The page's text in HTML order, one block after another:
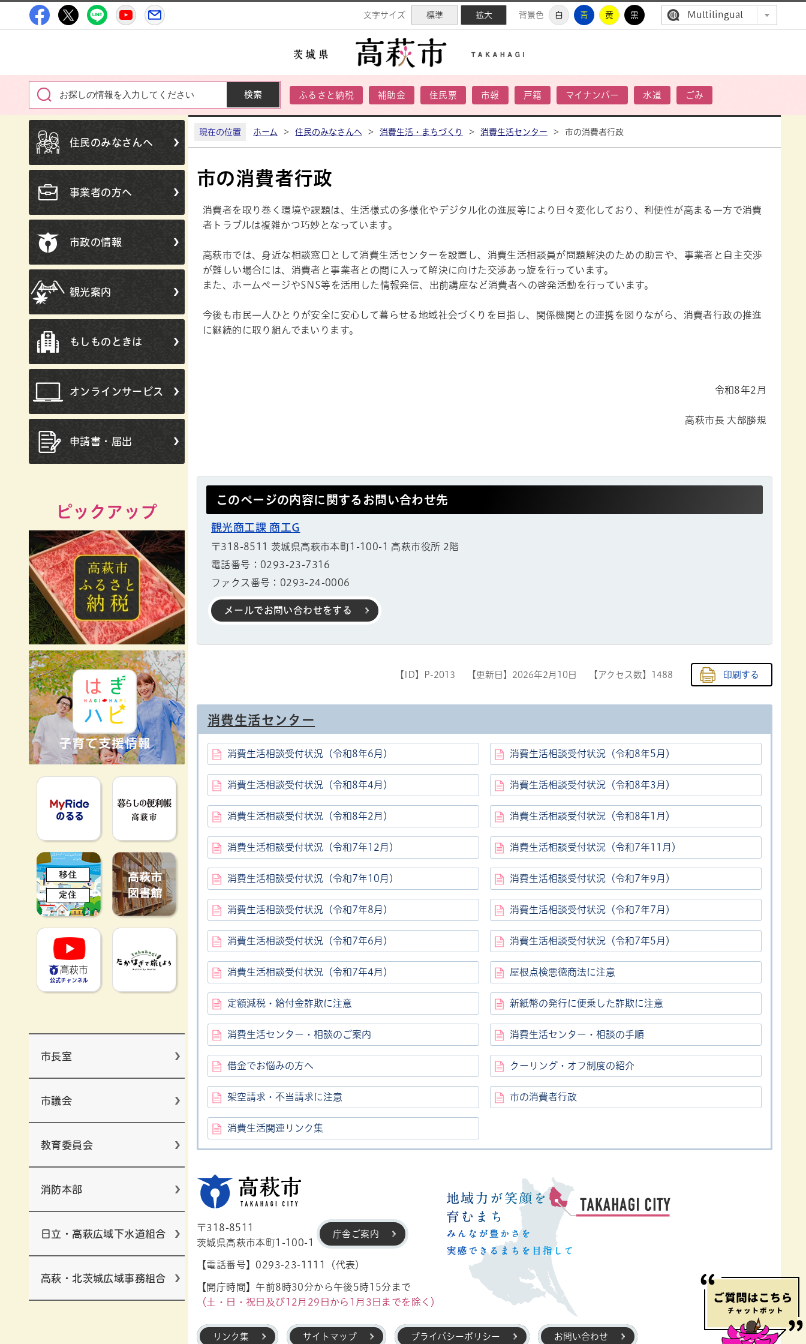
高萩市公式Facebook
高萩市公式X高萩市公式LINE
高萩市YouTube公式チャンネル 文字サイズ 標準 拡大 背景色 白 青 黄 黒 Multilingual
ふるさと納税 補助金 住民票 市報 戸籍 マイナンバー 水道 ごみ
住民のみなさんへ
事業者の方へ
市政の情報
観光案内
もしものときは
オンラインサービス
申請書・届出
ピックアップ
MyRideのるる 暮らしの便利帳
移住定住 高萩市図書館
高萩市YouTube公式チャンネル
たかはぎで旅しよう
市長室
市議会
教育委員会
消防本部
日立・高萩広域下水道組合
高萩・北茨城広域事務組合
現在の位置 ホーム > 住民のみなさんへ > 消費生活・まちづくり > 消費生活センター > 市の消費者行政
市の消費者行政
消費者を取り巻く環境や課題は、生活様式の多様化やデジタル化の進展等により日々変化しており、利便性が高まる一方で消費
者トラブルは複雑かつ巧妙となっています。
高萩市では、身近な相談窓口として消費生活センターを設置し、消費生活相談員が問題解決のための助言や、事業者と自主交渉
が難しい場合には、消費者と事業者との間に入って解決に向けた交渉あっ旋を行っています。
また、ホームページやSNS等を活用した情報発信、出前講座など消費者への啓発活動を行っています。
今後も市民一人ひとりが安全に安心して暮らせる地域社会づくりを目指し、関係機関との連携を図りながら、消費者行政の推進
に継続的に取り組んでまいります。
令和8年2月
高萩市長 大部勝規
このページの内容に関するお問い合わせ先
観光商工課 商工G
〒318-8511 茨城県高萩市本町1-100-1 高萩市役所 2階
電話番号：0293-23-7316
ファクス番号：0293-24-0006
メールでお問い合わせをする
【ID】 P-2013 【更新日】 2026年2月10日 【アクセス数】 1488 印刷する
消費生活センター
消費生活相談受付状況（令和8年6月） 消費生活相談受付状況（令和8年5月）
消費生活相談受付状況（令和8年4月） 消費生活相談受付状況（令和8年3月）
消費生活相談受付状況（令和8年2月） 消費生活相談受付状況（令和8年1月）
消費生活相談受付状況（令和7年12月） 消費生活相談受付状況（令和7年11月）
消費生活相談受付状況（令和7年10月） 消費生活相談受付状況（令和7年9月）
消費生活相談受付状況（令和7年8月） 消費生活相談受付状況（令和7年7月）
消費生活相談受付状況（令和7年6月） 消費生活相談受付状況（令和7年5月）
消費生活相談受付状況（令和7年4月） 屋根点検悪徳商法に注意
定額減税・給付金詐欺に注意 新紙幣の発行に便乗した詐欺に注意
消費生活センター・相談のご案内 消費生活センター・相談の手順
借金でお悩みの方へ クーリング・オフ制度の紹介
架空請求・不当請求に注意 市の消費者行政
消費生活関連リンク集
〒318-8511
茨城県高萩市本町1-100-1
【電話番号】0293-23-1111（代表）
【開庁時間】午前8時30分から午後5時15分まで
（土・日・祝日及び12月29日から1月3日までを除く）
庁舎ご案内
リンク集 サイトマップ プライバシーポリシー お問い合わせ